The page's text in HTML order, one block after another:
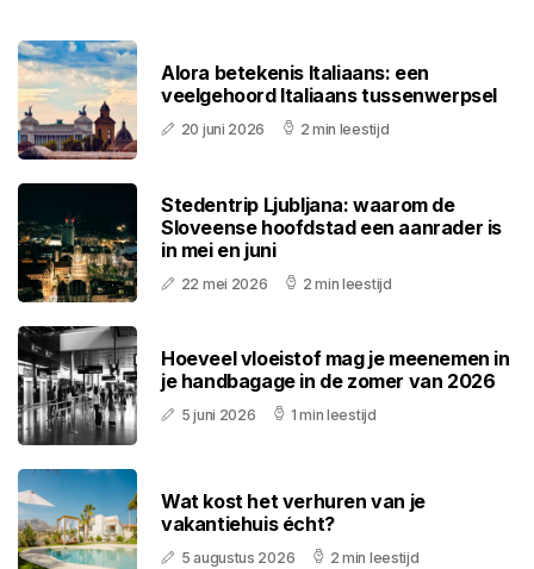
Alora betekenis Italiaans: een
veelgehoord Italiaans tussenwerpsel
20 juni 2026 2 min leestijd
Stedentrip Ljubljana: waarom de
Sloveense hoofdstad een aanrader is
in mei en juni
22 mei 2026 2 min leestijd
Hoeveel vloeistof mag je meenemen in
je handbagage in de zomer van 2026
5 juni 2026 1 min leestijd
Wat kost het verhuren van je
vakantiehuis écht?
5 augustus 2026 2 min leestijd